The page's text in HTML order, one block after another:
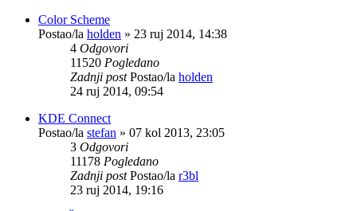
Color Scheme
Postao/la holden » 23 ruj 2014, 14:38
4 Odgovori
11520 Pogledano
Zadnji postPostao/la holden
24 ruj 2014, 09:54
KDE Connect
Postao/la stefan » 07 kol 2013, 23:05
3 Odgovori
11178 Pogledano
Zadnji postPostao/la r3bl
23 ruj 2014, 19:16